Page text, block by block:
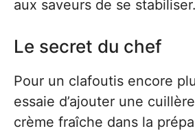
aux saveurs de se stabiliser.
Le secret du chef
Pour un clafoutis encore
essaie d’ajouter une
crème fraîche dans la